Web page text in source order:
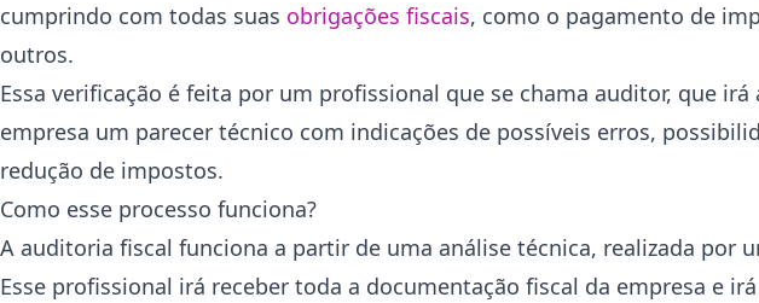
cumprindo com todas suas obrigações fiscais, como o pagamento de
outros.
Essa verificação é feita por um profissional que se chama auditor, que
empresa um parecer técnico com indicações de possíveis erros,
redução de impostos.
Como esse processo funciona?
A auditoria fiscal funciona a partir de uma análise técnica, realizada por
Esse profissional irá receber toda a documentação fiscal da empresa e